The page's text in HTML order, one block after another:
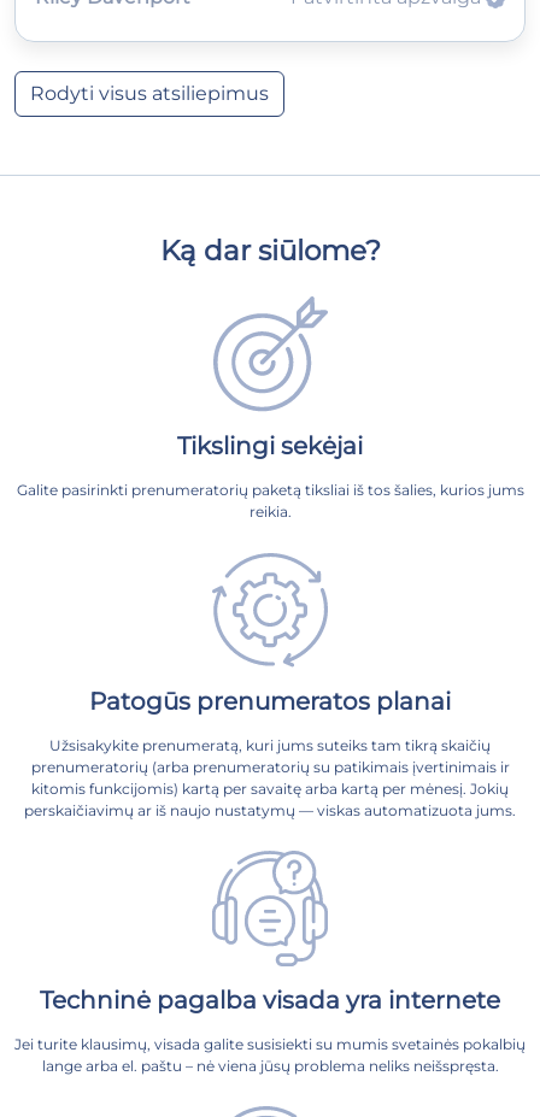
Rodyti visus atsiliepimus
Ką dar siūlome?
Tikslingi sekėjai
Galite pasirinkti prenumeratorių paketą tiksliai iš tos šalies, kurios jums
reikia.
Patogūs prenumeratos planai
Užsisakykite prenumeratą, kuri jums suteiks tam tikrą skaičių
prenumeratorių (arba prenumeratorių su patikimais įvertinimais ir
kitomis funkcijomis) kartą per savaitę arba kartą per mėnesį. Jokių
perskaičiavimų ar iš naujo nustatymų — viskas automatizuota jums.
Techninė pagalba visada yra internete
Jei turite klausimų, visada galite susisiekti su mumis svetainės pokalbių
lange arba el. paštu – nė viena jūsų problema neliks neišspręsta.